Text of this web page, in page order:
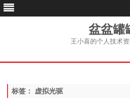
盆盆罐
王小喜的个人技术
跳
标签： 虚拟光驱